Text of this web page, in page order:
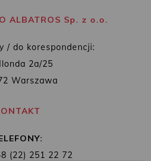
ALBATROS Sp. z o.o.
/ do korespondencji:
2a/25
Warszawa
(22) 251 22 72